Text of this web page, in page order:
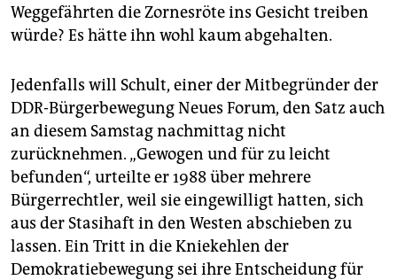
wahrheit
verlag
veranstaltungen
shop
fragen & hilfe
unterstützen
abo
Weggefährten die Zornesröte ins Gesicht treiben
würde? Es hätte ihn wohl kaum abgehalten.
Jedenfalls will Schult, einer der Mitbegründer der
DDR-Bürgerbewegung Neues Forum, den Satz auch
an diesem Samstag nachmittag nicht
zurücknehmen. „Gewogen und für zu leicht
befunden“, urteilte er 1988 über mehrere
Bürgerrechtler, weil sie eingewilligt hatten, sich
aus der Stasihaft in den Westen abschieben zu
lassen. Ein Tritt in die Kniekehlen der
Demokratiebewegung sei ihre Entscheidung für